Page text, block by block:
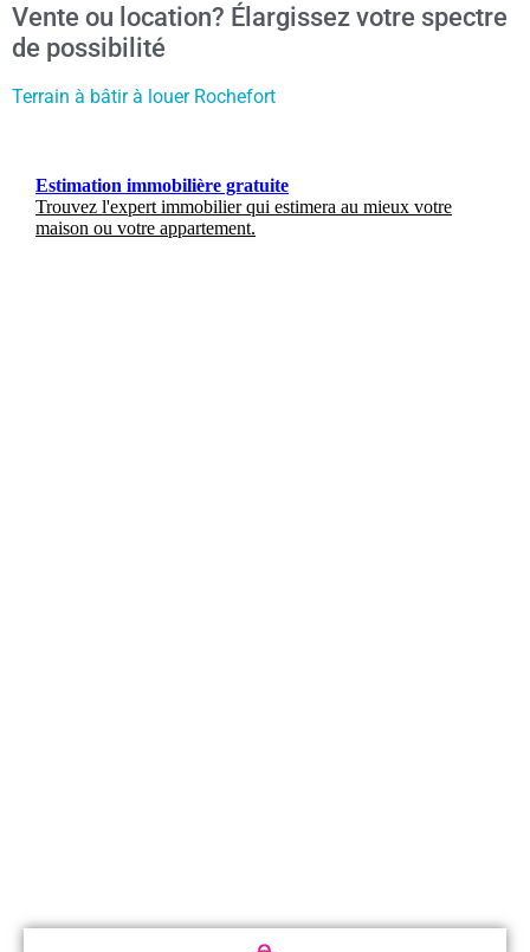
Vente ou location? Élargissez votre spectre
de possibilité
Terrain à bâtir à louer Rochefort